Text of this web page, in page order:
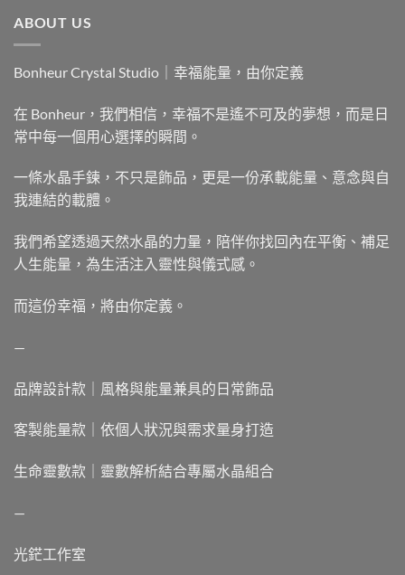
ABOUT US
Bonheur Crystal Studio｜幸福能量，由你定義
在 Bonheur，我們相信，幸福不是遙不可及的夢想，而是日
常中每一個用心選擇的瞬間。
一條水晶手鍊，不只是飾品，更是一份承載能量、意念與自
我連結的載體。
我們希望透過天然水晶的力量，陪伴你找回內在平衡、補足
人生能量，為生活注入靈性與儀式感。
而這份幸福，將由你定義。
—
品牌設計款｜風格與能量兼具的日常飾品
客製能量款｜依個人狀況與需求量身打造
生命靈數款｜靈數解析結合專屬水晶組合
—
光鋩工作室